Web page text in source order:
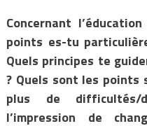
Concernant
points es-tu
Quels principes te
? Quels sont les
plus de difficultés/
l’impression de